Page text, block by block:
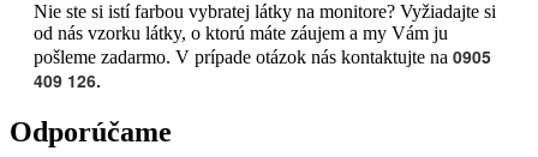
Nie ste si istí farbou vybratej látky na monitore? Vyžiadajte si
od nás vzorku látky, o ktorú máte záujem a my Vám ju
pošleme zadarmo. V prípade otázok nás kontaktujte na 0905
409 126.
Odporúčame